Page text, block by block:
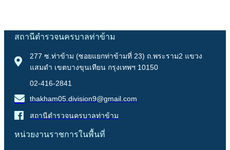
สถานีตำรวจนครบาลท่าข้าม
277 ซ.ท่าข้าม (ซอยแยกท่าข้ามที่ 23) ถ.พระราม2 แขวง
แสมดำ เขตบางขุนเทียน กรุงเทพฯ 10150
02-416-2841
thakham05.division9@gmail.com
สถานีตำรวจนครบาลท่าข้าม
หน่วยงานราชการในพื้นที่